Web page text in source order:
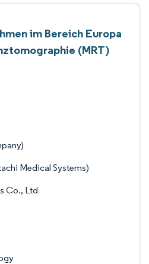
im Bereich Europa
(MRT)
Medical Systems)
Co., Ltd